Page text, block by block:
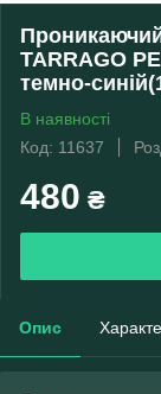
TARRAGO
темно-
В наявності
Код: 11637
480 ₴
Опис